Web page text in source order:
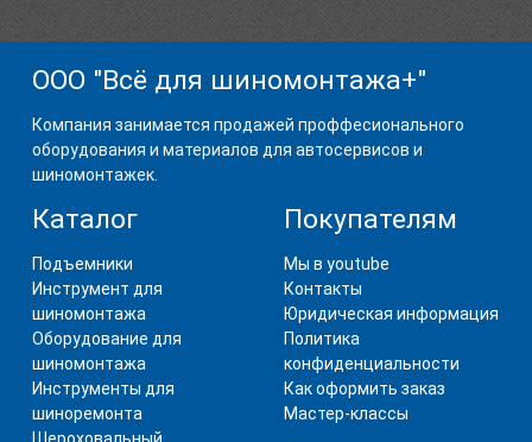
ООО "Всё для шиномонтажа+"
Компания занимается продажей проффесионального
оборудования и материалов для автосервисов и
шиномонтажек.
Каталог
Подъемники
Инструмент для
шиномонтажа
Оборудование для
шиномонтажа
Инструменты для
шиноремонта
Покупателям
Мы в youtube
Контакты
Юридическая информация
Политика
конфиденциальности
Как оформить заказ
Мастер-классы